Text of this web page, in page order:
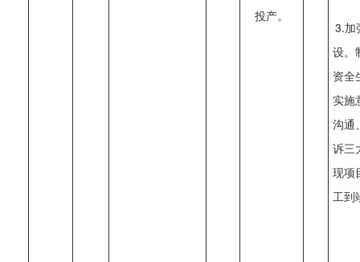
投产。
3.加
设。
资全
实施
沟通
诉三
现项
工到